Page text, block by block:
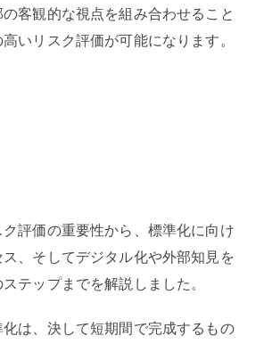
客観的な視点を組み合わせること
いリスク評価が可能になります。
評価の重要性から、標準化に向け
、そしてデジタル化や外部知見を
テップまでを解説しました。
化は、決して短期間で完成するもの